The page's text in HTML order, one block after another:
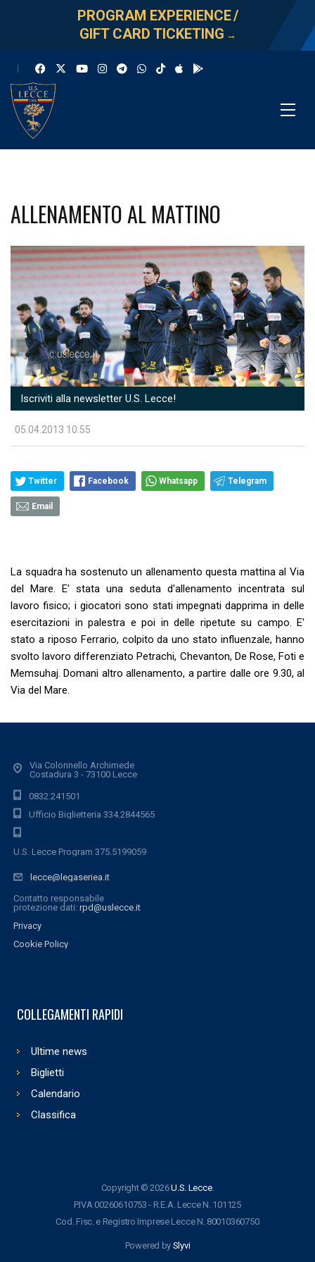
PROGRAM EXPERIENCE/
GIFT CARD TICKETING →
ALLENAMENTO AL MATTINO
Iscriviti alla newsletter U.S. Lecce!
05.04.2013 10:55
Twitter Facebook Whatsapp Telegram
Email
La squadra ha sostenuto un allenamento questa mattina al Via
del Mare. E' stata una seduta d'allenamento incentrata sul
lavoro fisico; i giocatori sono stati impegnati dapprima in delle
esercitazioni in palestra e poi in delle ripetute su campo. E'
stato a riposo Ferrario, colpito da uno stato influenzale, hanno
svolto lavoro differenziato Petrachi, Chevanton, De Rose, Foti e
Memsuhaj. Domani altro allenamento, a partire dalle ore 9.30, al
Via del Mare.
Via Colonnello Archimede
Costadura 3 - 73100 Lecce
0832.241501
Ufficio Biglietteria 334.2844565
U.S. Lecce Program 375.5199059
lecce@legaseriea.it
Contatto responsabile
protezione dati: rpd@uslecce.it
Privacy
Cookie Policy
COLLEGAMENTI RAPIDI
Ultime news
Biglietti
Calendario
Classifica
Copyright © 2026U.S. Lecce.
P.IVA 00260610753 - R.E.A. Lecce N. 101125
Cod. Fisc. e Registro Imprese Lecce N. 80010360750
Powered by Slyvi